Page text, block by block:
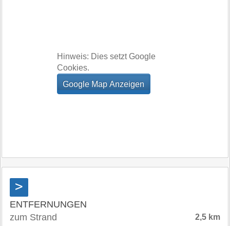
Hinweis: Dies setzt Google
Cookies.
>
ENTFERNUNGEN
zum Strand
2,5 km